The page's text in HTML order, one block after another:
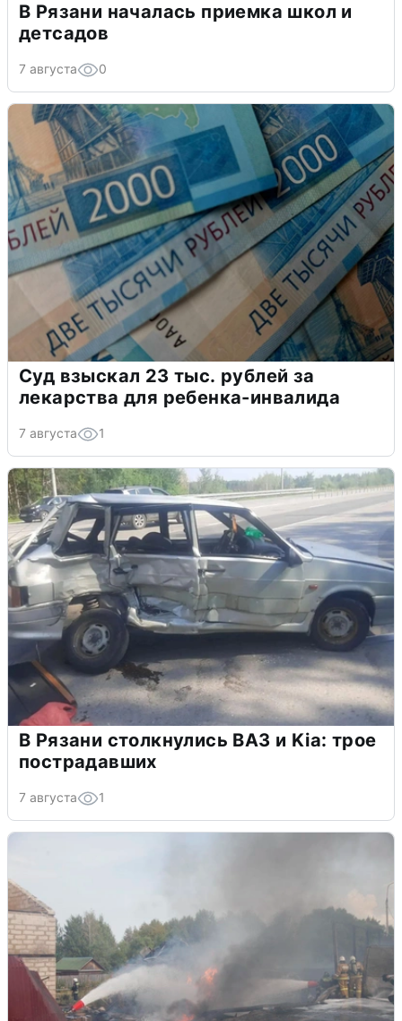
В Рязани началась приемка школ и
детсадов
7 августа 0
Суд взыскал 23 тыс. рублей за
лекарства для ребенка-инвалида
7 августа 1
В Рязани столкнулись ВАЗ и Kia: трое
пострадавших
7 августа 1